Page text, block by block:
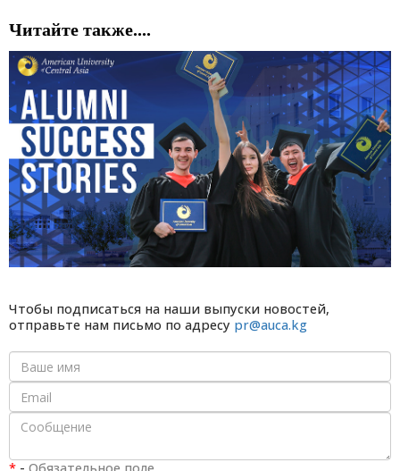
Читайте также....
Чтобы подписаться на наши выпуски новостей,
отправьте нам письмо по адресу pr@auca.kg